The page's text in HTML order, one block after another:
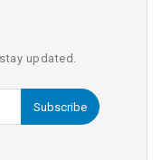
updated.
Subscribe